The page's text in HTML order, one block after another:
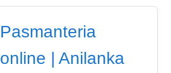
Pasmanteria
online | Anilanka